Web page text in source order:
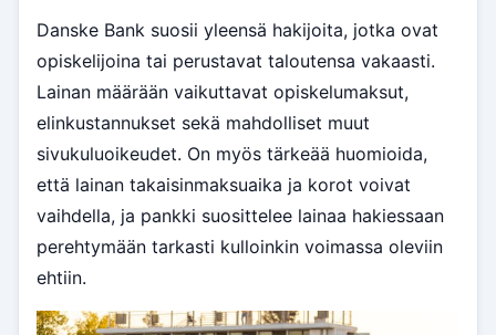
Danske Bank suosii yleensä hakijoita, jotka ovat
opiskelijoina tai perustavat taloutensa vakaasti.
Lainan määrään vaikuttavat opiskelumaksut,
elinkustannukset sekä mahdolliset muut
sivukuluoikeudet. On myös tärkeää huomioida,
että lainan takaisinmaksuaika ja korot voivat
vaihdella, ja pankki suosittelee lainaa hakiessaan
perehtymään tarkasti kulloinkin voimassa oleviin
ehtiin.